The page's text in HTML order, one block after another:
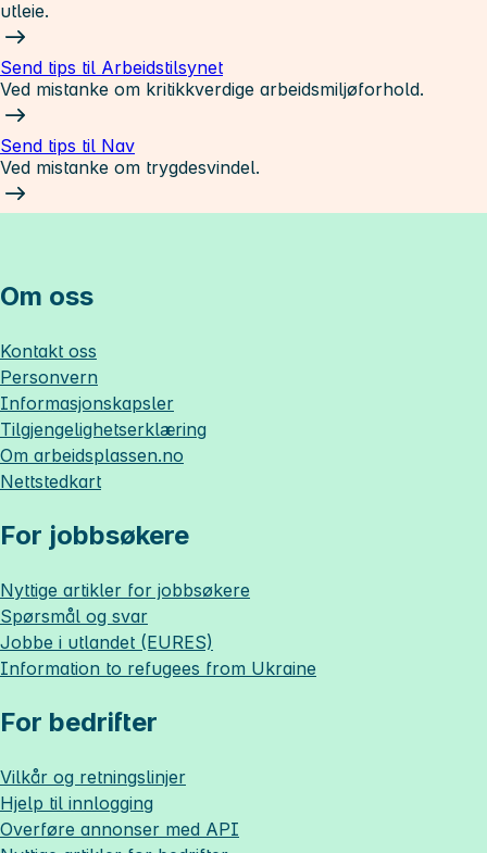
utleie.
Send tips til Arbeidstilsynet
Ved mistanke om kritikkverdige arbeidsmiljøforhold.
Send tips til Nav
Ved mistanke om trygdesvindel.
Om oss
Kontakt oss
Personvern
Informasjonskapsler
Tilgjengelighetserklæring
Om arbeidsplassen.no
Nettstedkart
For jobbsøkere
Nyttige artikler for jobbsøkere
Spørsmål og svar
Jobbe i utlandet (EURES)
Information to refugees from Ukraine
For bedrifter
Vilkår og retningslinjer
Hjelp til innlogging
Overføre annonser med API